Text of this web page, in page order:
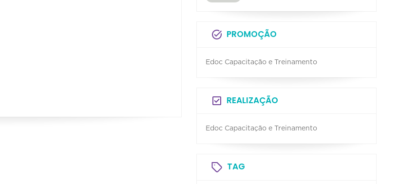
PROMOÇÃO
Edoc Capacitação e Treinamento
REALIZAÇÃO
Edoc Capacitação e Treinamento
TAG